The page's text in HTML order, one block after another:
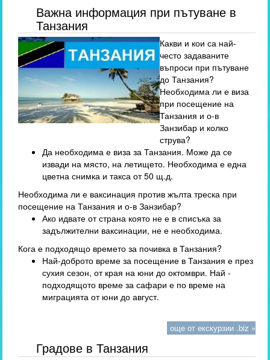
Важна информация при пътуване в
Танзания
Какви и кои са най-
често задаваните
въпроси при пътуване
до Танзания?
Необходима ли е виза
при посещение на
Танзания и о-в
Занзибар и колко
струва?
Да необходима е виза за Танзания. Може да се
извади на място, на летището. Необходима е една
цветна снимка и такса от 50 щ.д.
Необходима ли е ваксинация против жълта треска при
посещение на Танзания и о-в Занзибар?
Ако идвате от страна която не е в списъка за
задължителни ваксинации, не е необходима.
Кога е подходящо времето за почивка в Танзания?
Най-доброто време за посещение в Танзания е през
сухия сезон, от края на юни до октомври. Най -
подходящото време за сафари е по време на
миграцията от юни до август.
още от екскурзии .biz »
Градове в Танзания